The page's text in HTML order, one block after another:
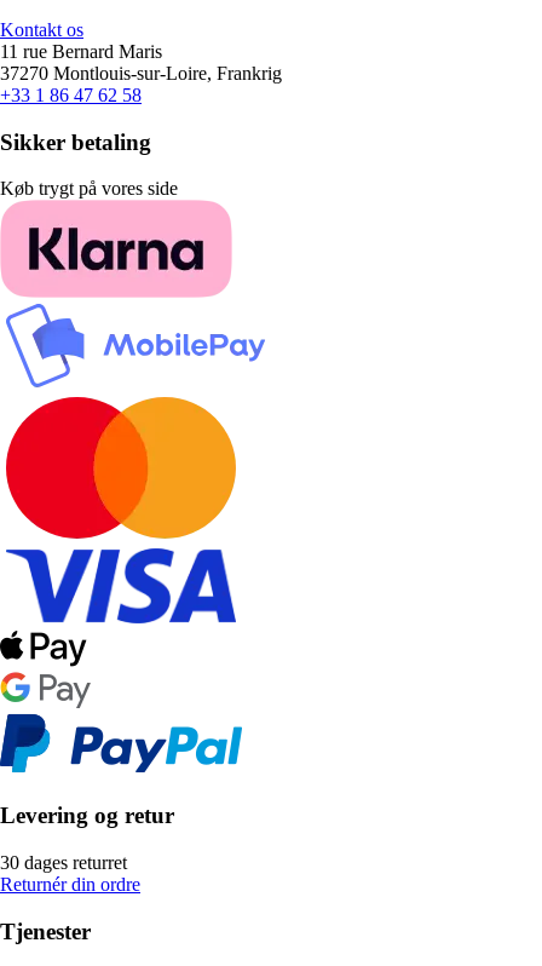
Kontakt os
11 rue Bernard Maris
37270 Montlouis-sur-Loire, Frankrig
+33 1 86 47 62 58
Sikker betaling
Køb trygt på vores side
Levering og retur
30 dages returret
Returnér din ordre
Tjenester